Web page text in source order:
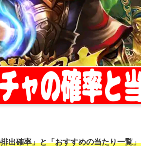
出確率」と「おすすめの当たり一覧